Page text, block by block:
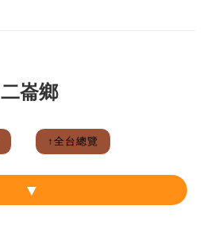
二崙鄉
↑全台總覽